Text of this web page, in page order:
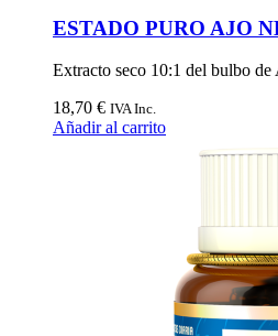
ESTADO PURO AJO
Extracto seco 10:1 del bulbo
18,70 € IVA Inc.
Añadir al carrito